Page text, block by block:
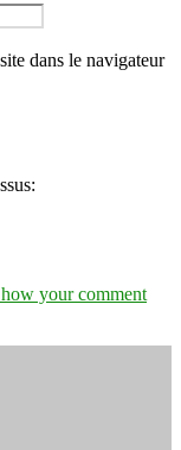
dans le navigateur
your comment